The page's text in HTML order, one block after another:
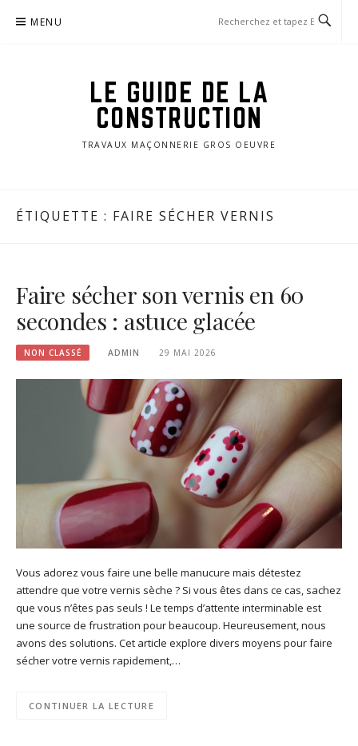
MENU
LE GUIDE DE LA
CONSTRUCTION
TRAVAUX MAÇONNERIE GROS OEUVRE
ÉTIQUETTE : FAIRE SÉCHER VERNIS
Faire sécher son vernis en 60
secondes : astuce glacée
NON CLASSÉ ADMIN 29 MAI 2026
Vous adorez vous faire une belle manucure mais détestez
attendre que votre vernis sèche ? Si vous êtes dans ce cas, sachez
que vous n’êtes pas seuls ! Le temps d’attente interminable est
une source de frustration pour beaucoup. Heureusement, nous
avons des solutions. Cet article explore divers moyens pour faire
sécher votre vernis rapidement,…
CONTINUER LA LECTURE